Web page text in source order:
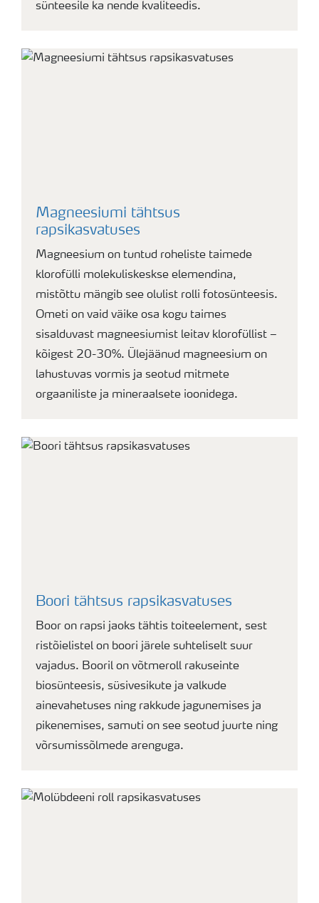
sünteesile ka nende kvaliteedis.
Magneesiumi tähtsus
rapsikasvatuses
Magneesium on tuntud roheliste taimede
klorofülli molekuliskeskse elemendina,
mistõttu mängib see olulist rolli fotosünteesis.
Ometi on vaid väike osa kogu taimes
sisalduvast magneesiumist leitav klorofüllist –
kõigest 20-30%. Ülejäänud magneesium on
lahustuvas vormis ja seotud mitmete
orgaaniliste ja mineraalsete ioonidega.
Boori tähtsus rapsikasvatuses
Boor on rapsi jaoks tähtis toiteelement, sest
ristõielistel on boori järele suhteliselt suur
vajadus. Booril on võtmeroll rakuseinte
biosünteesis, süsivesikute ja valkude
ainevahetuses ning rakkude jagunemises ja
pikenemises, samuti on see seotud juurte ning
võrsumissõlmede arenguga.